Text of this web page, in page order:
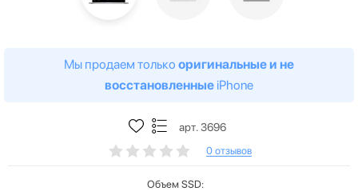
Мы продаем только оригинальные и не
восстановленные iPhone
арт. 3696
0 отзывов
Объем SSD: